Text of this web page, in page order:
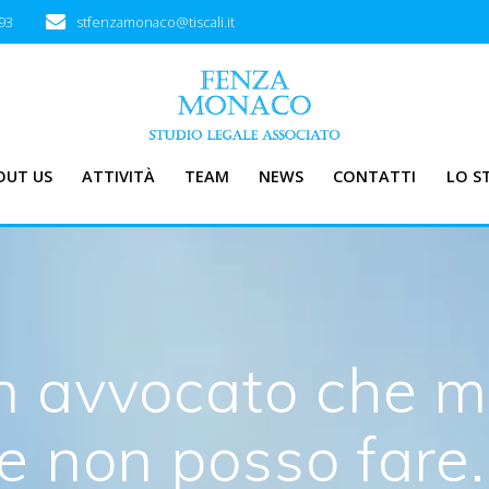
stfenzamonaco@tiscali.it
US ATTIVITÀ TEAM NEWS CONTATTI LO
avvocato che
non posso fare.